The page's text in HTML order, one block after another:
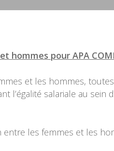
pour APA
et les hommes,
l’égalité salariale au sein
les femmes et les